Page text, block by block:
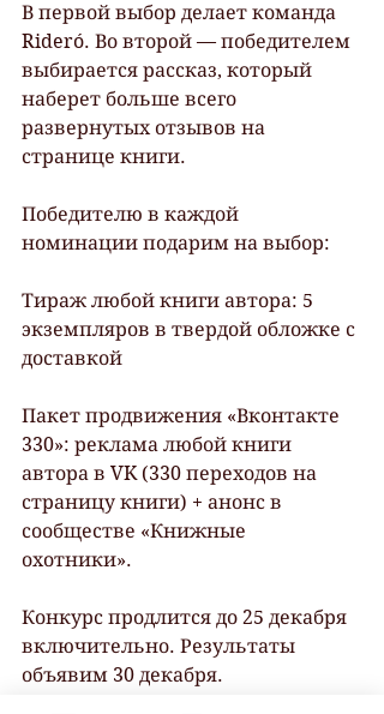
В первой выбор делает команда
Rideró. Во второй — победителем
выбирается рассказ, который
наберет больше всего
развернутых отзывов на
странице книги.
Победителю в каждой
номинации подарим на выбор:
Тираж любой книги автора: 5
экземпляров в твердой обложке с
доставкой
Пакет продвижения «Вконтакте
330»: реклама любой книги
автора в VK (330 переходов на
страницу книги) + анонс в
сообществе «Книжные
охотники».
Конкурс продлится до 25 декабря
включительно. Результаты
объявим 30 декабря.